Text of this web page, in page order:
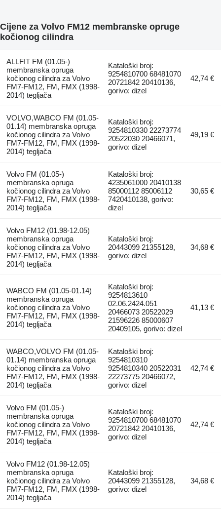
Cijene za Volvo FM12 membranske opruge
kočionog cilindra
ALLFIT FM (01.05-)
membranska opruga
kočionog cilindra za Volvo
FM7-FM12, FM, FMX (1998-
2014) tegljača
Kataloški broj:
9254810700 68481070
20721842 20410136,
gorivo: dizel
42,74 €
VOLVO,WABCO FM (01.05-
01.14) membranska opruga
kočionog cilindra za Volvo
FM7-FM12, FM, FMX (1998-
2014) tegljača
Kataloški broj:
9254810330 22273774
20522030 20466071,
gorivo: dizel
49,19 €
Volvo FM (01.05-)
membranska opruga
kočionog cilindra za Volvo
FM7-FM12, FM, FMX (1998-
2014) tegljača
Kataloški broj:
4235061000 20410138
85000112 85006112
7420410138, gorivo:
dizel
30,65 €
Volvo FM12 (01.98-12.05)
membranska opruga
kočionog cilindra za Volvo
FM7-FM12, FM, FMX (1998-
2014) tegljača
Kataloški broj:
20443099 21355128,
gorivo: dizel
34,68 €
WABCO FM (01.05-01.14)
membranska opruga
kočionog cilindra za Volvo
FM7-FM12, FM, FMX (1998-
2014) tegljača
Kataloški broj:
9254813610
02.06.2424.051
20466073 20522029
21596226 85000607
20409105, gorivo: dizel
41,13 €
WABCO,VOLVO FM (01.05-
01.14) membranska opruga
kočionog cilindra za Volvo
FM7-FM12, FM, FMX (1998-
2014) tegljača
Kataloški broj:
9254810310
9254810340 20522031
22273775 20466072,
gorivo: dizel
42,74 €
Volvo FM (01.05-)
membranska opruga
kočionog cilindra za Volvo
FM7-FM12, FM, FMX (1998-
2014) tegljača
Kataloški broj:
9254810700 68481070
20721842 20410136,
gorivo: dizel
42,74 €
Volvo FM12 (01.98-12.05)
membranska opruga
kočionog cilindra za Volvo
FM7-FM12, FM, FMX (1998-
2014) tegljača
Kataloški broj:
20443099 21355128,
gorivo: dizel
34,68 €